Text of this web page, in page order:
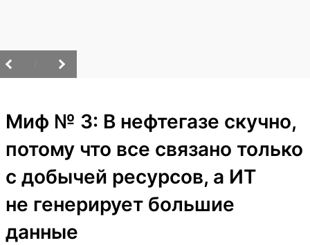
Миф № 3: В нефтегазе скучно,
потому что все связано только
с добычей ресурсов, а ИТ
не генерирует большие
данные